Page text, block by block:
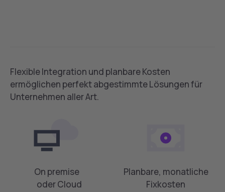
Flexible Integration und planbare Kosten
ermöglichen perfekt abgestimmte Lösungen für
Unternehmen aller Art.
On premise
oder Cloud
Planbare, monatliche
Fixkosten